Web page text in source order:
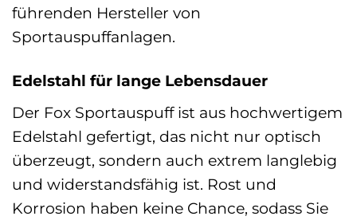
führenden Hersteller von
Sportauspuffanlagen.
Edelstahl für lange Lebensdauer
Der Fox Sportauspuff ist aus hochwertigem
Edelstahl gefertigt, das nicht nur optisch
überzeugt, sondern auch extrem langlebig
und widerstandsfähig ist. Rost und
Korrosion haben keine Chance, sodass Sie